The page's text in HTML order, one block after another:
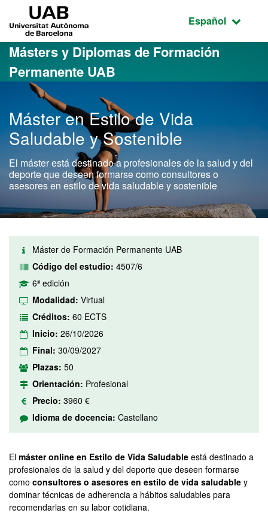
Acceso al contenido principal
Acceso a la navegación de la página
Idioma
Español
Másters y Diplomas de Formación
Permanente UAB
Máster en Estilo de Vida
Saludable y Sostenible
El máster está destinado a profesionales de la salud y del
deporte que deseen formarse como consultores o
asesores en estilo de vida saludable y sostenible
Máster de Formación Permanente UAB
Código del estudio: 4507/6
6ª edición
Modalidad: Virtual
Créditos: 60 ECTS
Inicio: 26/10/2026
Final: 30/09/2027
Plazas: 50
Orientación: Profesional
Precio: 3960 €
Idioma de docencia: Castellano
El máster online en Estilo de Vida Saludable está destinado a
profesionales de la salud y del deporte que deseen formarse
como consultores o asesores en estilo de vida saludable y
dominar técnicas de adherencia a hábitos saludables para
recomendarlas en su labor cotidiana.